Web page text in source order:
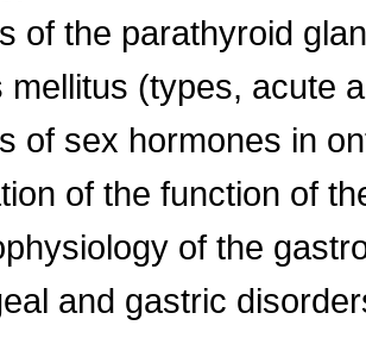
of the parathyroid
mellitus (types, acute
of sex hormones in
of the function of
of the
and gastric